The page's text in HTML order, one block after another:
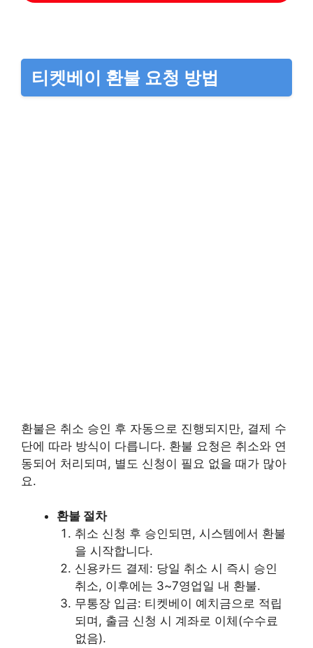
티켓베이 환불 요청 방법
환불은 취소 승인 후 자동으로 진행되지만, 결제 수
단에 따라 방식이 다릅니다. 환불 요청은 취소와 연
동되어 처리되며, 별도 신청이 필요 없을 때가 많아
요.
환불 절차
취소 신청 후 승인되면, 시스템에서 환불
을 시작합니다.
신용카드 결제: 당일 취소 시 즉시 승인
취소, 이후에는 3~7영업일 내 환불.
무통장 입금: 티켓베이 예치금으로 적립
되며, 출금 신청 시 계좌로 이체(수수료
없음).